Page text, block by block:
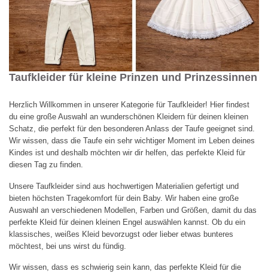
Taufkleider für kleine Prinzen und Prinzessinnen
Herzlich Willkommen in unserer Kategorie für Taufkleider! Hier findest
du eine große Auswahl an wunderschönen Kleidern für deinen kleinen
Schatz, die perfekt für den besonderen Anlass der Taufe geeignet sind.
Wir wissen, dass die Taufe ein sehr wichtiger Moment im Leben deines
Kindes ist und deshalb möchten wir dir helfen, das perfekte Kleid für
diesen Tag zu finden.
Unsere Taufkleider sind aus hochwertigen Materialien gefertigt und
bieten höchsten Tragekomfort für dein Baby. Wir haben eine große
Auswahl an verschiedenen Modellen, Farben und Größen, damit du das
perfekte Kleid für deinen kleinen Engel auswählen kannst. Ob du ein
klassisches, weißes Kleid bevorzugst oder lieber etwas bunteres
möchtest, bei uns wirst du fündig.
Wir wissen, dass es schwierig sein kann, das perfekte Kleid für die
Aktionen auf dem laufenden. Zudem erhälst du 5% Rabatt auf
deinen ersten Einkauf!(Rabattcode im Warenkorb eingeben)
😀
Registrieren
* 30 Tage gültig und ohne Mindestbestellwert, nicht kumulierbar mit
anderen Angeboten *